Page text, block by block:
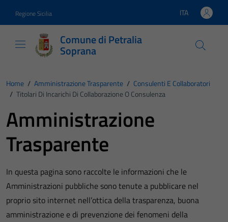
Regione Sicilia Lingua attiva:
ITA
Comune di Petralia
Soprana
Home / Amministrazione Trasparente / Consulenti E Collaboratori
/ Titolari Di Incarichi Di Collaborazione O Consulenza
Amministrazione
Trasparente
In questa pagina sono raccolte le informazioni che le
Amministrazioni pubbliche sono tenute a pubblicare nel
proprio sito internet nell’ottica della trasparenza, buona
amministrazione e di prevenzione dei fenomeni della